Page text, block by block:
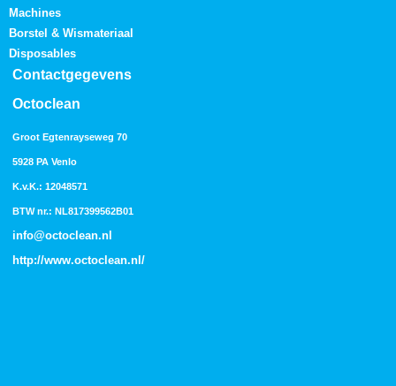
Machines
Borstel & Wismateriaal
Disposables
Contactgegevens
Octoclean
Groot Egtenrayseweg 70
5928 PA Venlo
K.v.K.: 12048571
BTW nr.: NL817399562B01
info@octoclean.nl
http://www.octoclean.nl /